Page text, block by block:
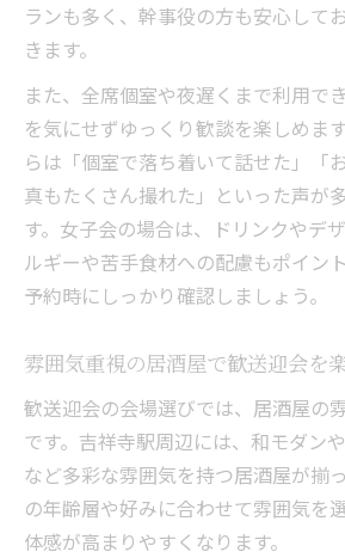
ランも多く、幹事役の方も安心して
きます。
また、全席個室や夜遅くまで利用で
を気にせずゆっくり歓談を楽しめま
らは「個室で落ち着いて話せた」「
真もたくさん撮れた」といった声が
す。女子会の場合は、ドリンクやデ
ルギーや苦手食材への配慮もポイン
予約時にしっかり確認しましょう。
雰囲気重視の居酒屋で歓送迎会を
歓送迎会の会場選びでは、居酒屋の
です。吉祥寺駅周辺には、和モダン
など多彩な雰囲気を持つ居酒屋が揃
の年齢層や好みに合わせて雰囲気を
体感が高まりやすくなります。